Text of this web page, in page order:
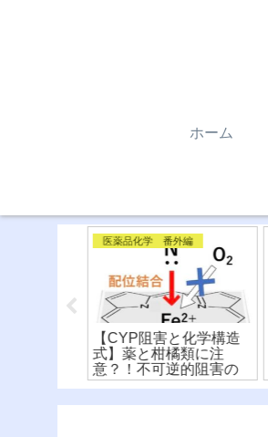
ホーム
医薬品化学
【ベルソムラ®︎とデエビ
ゴ®︎】オレキシン受容体
拮抗薬の化学構造から
違いを比較！